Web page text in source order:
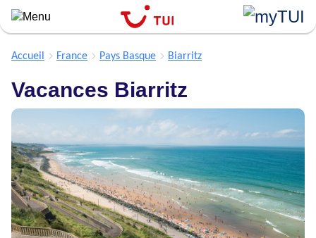
Aller
contenu
Accueil France Pays Basque Biarritz
Vacances Biarritz